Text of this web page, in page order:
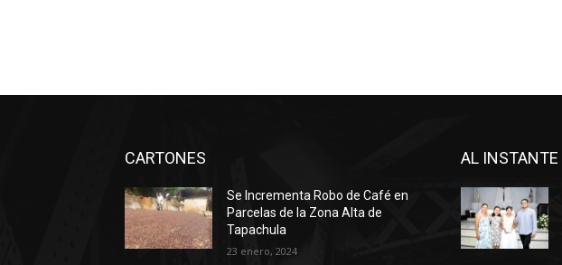
CARTONES
Se Incrementa Robo de Café en
Parcelas de la Zona Alta de
Tapachula
23 enero, 2024
AL INSTANTE